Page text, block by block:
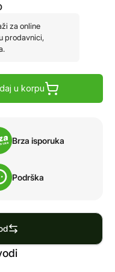
za online
prodavnici,
u korpu
Brza isporuka
Podrška